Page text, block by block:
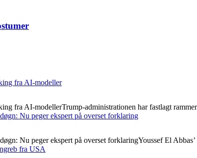
fra AI-modeller
fra AI-modellerTrump-administrationen har fastlagt
Nu peger ekspert på overset forklaring
Nu peger ekspert på overset forklaringYoussef El Abbas’
fra USA